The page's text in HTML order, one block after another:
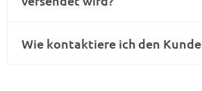
Wie kontaktiere ich den